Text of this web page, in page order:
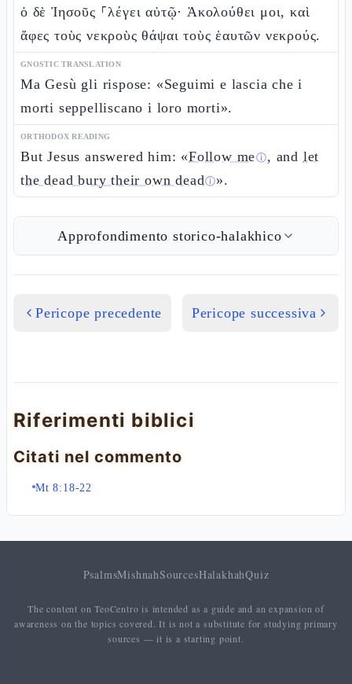
ὁ δὲ Ἰησοῦς ⸀λέγει αὐτῷ· Ἀκολούθει μοι, καὶ
ἄφες τοὺς νεκροὺς θάψαι τοὺς ἑαυτῶν νεκρούς.
GNOSTIC TRANSLATION
Ma Gesù gli rispose: «Seguimi e lascia che i
morti seppelliscano i loro morti».
ORTHODOX READING
But Jesus answered him: «Follow meⓘ, and let
the dead bury their own deadⓘ».
Approfondimento storico-halakhico
Pericope precedente Pericope successiva
Riferimenti biblici
Citati nel commento
Mt 8:18-22
PsalmsMishnahSourcesHalakhahQuiz
The content on TeoCentro is intended as a guide and an expansion of
awareness on the topics covered. It is not a substitute for studying primary
sources — it is a starting point.